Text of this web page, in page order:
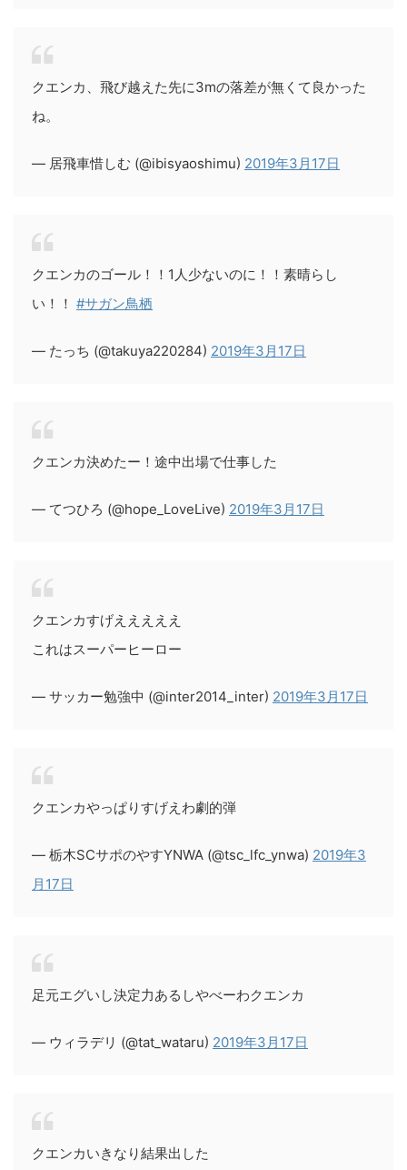
クエンカ、飛び越えた先に3mの落差が無くて良かった
ね。
— 居飛車惜しむ (@ibisyaoshimu) 2019年3月17日
クエンカのゴール！！1人少ないのに！！素晴らし
い！！ #サガン鳥栖
— たっち (@takuya220284) 2019年3月17日
クエンカ決めたー！途中出場で仕事した
— てつひろ (@hope_LoveLive) 2019年3月17日
クエンカすげえええええ
これはスーパーヒーロー
— サッカー勉強中 (@inter2014_inter) 2019年3月17日
クエンカやっぱりすげえわ劇的弾
— 栃木SCサポのやすYNWA (@tsc_lfc_ynwa) 2019年3
月17日
足元エグいし決定力あるしやべーわクエンカ
— ウィラデリ (@tat_wataru) 2019年3月17日
クエンカいきなり結果出した